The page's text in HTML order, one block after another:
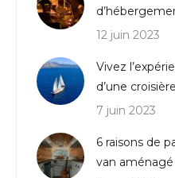
12 juin 2023
Vivez
d’une
7 juin 2023
6 raisons de
van aménagé